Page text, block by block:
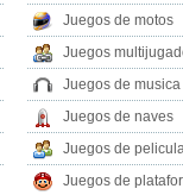
Juegos de motos
Juegos
Juegos de musica
Juegos de naves
Juegos de
Juegos de